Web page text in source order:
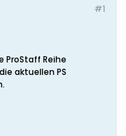
#1
ProStaff Reihe
aktuellen PS